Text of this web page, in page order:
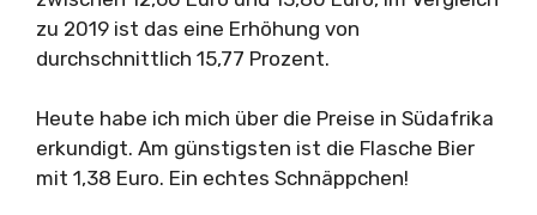
zu 2019 ist das eine Erhöhung von
durchschnittlich 15,77 Prozent.
Heute habe ich mich über die Preise in Südafrika
erkundigt. Am günstigsten ist die Flasche Bier
mit 1,38 Euro. Ein echtes Schnäppchen!